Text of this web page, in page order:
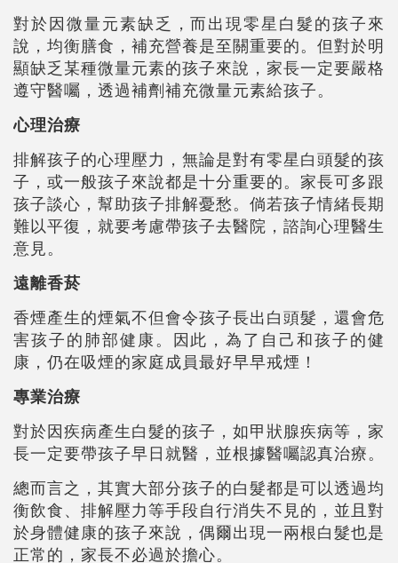
對於因微量元素缺乏，而出現零星白髮的孩子來
說，均衡膳食，補充營養是至關重要的。但對於明
顯缺乏某種微量元素的孩子來說，家長一定要嚴格
遵守醫囑，透過補劑補充微量元素給孩子。
心理治療
排解孩子的心理壓力，無論是對有零星白頭髮的孩
子，或一般孩子來說都是十分重要的。家長可多跟
孩子談心，幫助孩子排解憂愁。倘若孩子情緒長期
難以平復，就要考慮帶孩子去醫院，諮詢心理醫生
意見。
遠離香菸
香煙產生的煙氣不但會令孩子長出白頭髮，還會危
害孩子的肺部健康。因此，為了自己和孩子的健
康，仍在吸煙的家庭成員最好早早戒煙！
專業治療
對於因疾病產生白髮的孩子，如甲狀腺疾病等，家
長一定要帶孩子早日就醫，並根據醫囑認真治療。
總而言之，其實大部分孩子的白髮都是可以透過均
衡飲食、排解壓力等手段自行消失不見的，並且對
於身體健康的孩子來說，偶爾出現一兩根白髮也是
正常的，家長不必過於擔心。